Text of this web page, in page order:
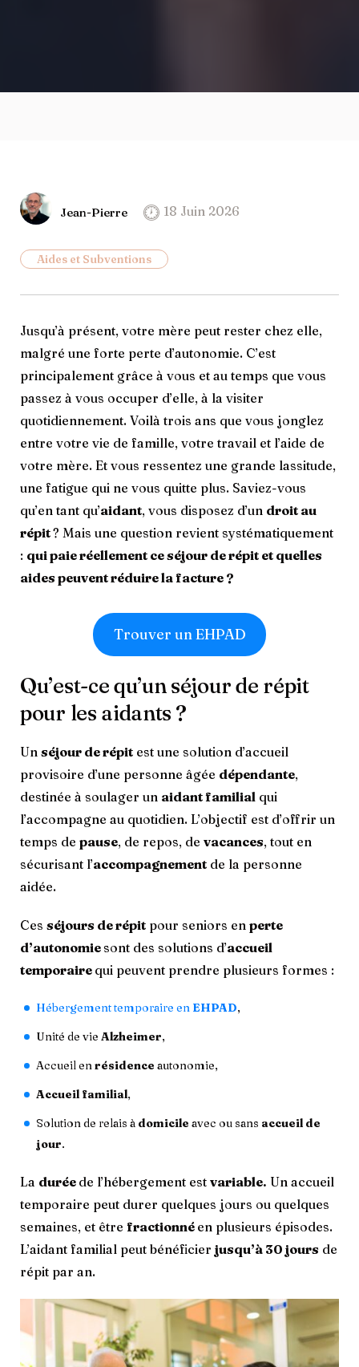
Jean-Pierre 18 Juin 2026
Aides et Subventions
Jusqu’à présent, votre mère peut rester chez elle,
malgré une forte perte d’autonomie. C’est
principalement grâce à vous et au temps que vous
passez à vous occuper d’elle, à la visiter
quotidiennement. Voilà trois ans que vous jonglez
entre votre vie de famille, votre travail et l’aide de
votre mère. Et vous ressentez une grande lassitude,
une fatigue qui ne vous quitte plus. Saviez-vous
qu’en tant qu’aidant, vous disposez d’un droit au
répit? Mais une question revient systématiquement
: qui paie réellement ce séjour de répit et quelles
aides peuvent réduire la facture ?
Trouver un EHPAD
Qu’est-ce qu’un séjour de répit
pour les aidants ?
Un séjour de répit est une solution d’accueil
provisoire d’une personne âgée dépendante,
destinée à soulager un aidant familial qui
l’accompagne au quotidien. L’objectif est d’offrir un
temps de pause, de repos, de vacances, tout en
sécurisant l’accompagnement de la personne
aidée.
Ces séjours de répit pour seniors en perte
d’autonomiesont des solutions d’accueil
temporaire qui peuvent prendre plusieurs formes :
Hébergement temporaire en EHPAD,
Unité de vie Alzheimer,
Accueil en résidence autonomie,
Accueil familial,
Solution de relais à domicile avec ou sans accueil de
jour.
La durée de l’hébergement est variable. Un accueil
temporaire peut durer quelques jours ou quelques
semaines, et être fractionné en plusieurs épisodes.
L’aidant familial peut bénéficier jusqu’à 30 jours de
répit par an.